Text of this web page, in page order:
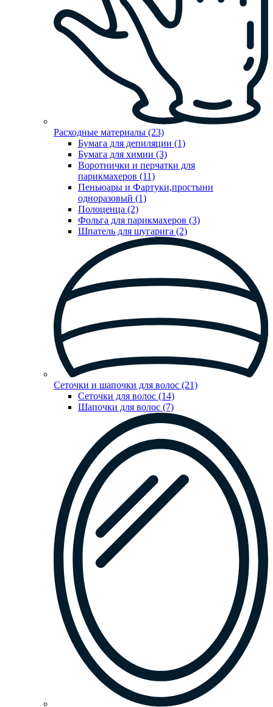
Расходные материалы (23)
Бумага для депиляции (1)
Бумага для химии (3)
Воротнички и перчатки для
парикмахеров (11)
Пеньюары и Фартуки,простыни
одноразовый (1)
Полоценца (2)
Фольга для парикмахеров (3)
Шпатель для шугарига (2)
Сеточки и шапочки для волос (21)
Сеточки для волос (14)
Шапочки для волос (7)